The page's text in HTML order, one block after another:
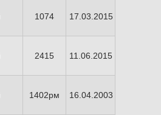
1074 17.03.2015
2415 11.06.2015
1402рм 16.04.2003